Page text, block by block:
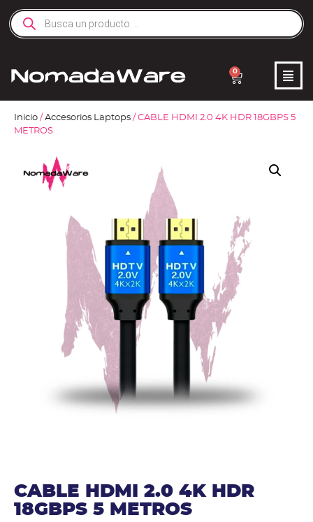
0
Inicio / Accesorios Laptops / CABLE HDMI 2.0 4K HDR 18GBPS 5
METROS
CABLE HDMI 2.0 4K HDR
18GBPS 5 METROS